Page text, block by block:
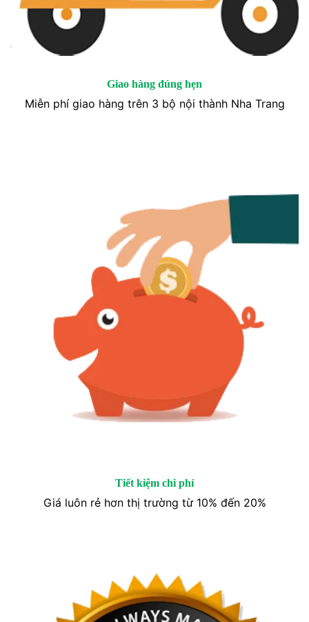
Giao hàng đúng hẹn
Miễn phí giao hàng trên 3 bộ nội thành Nha Trang
Tiết kiệm chi phí
Giá luôn rẻ hơn thị trường từ 10% đến 20%